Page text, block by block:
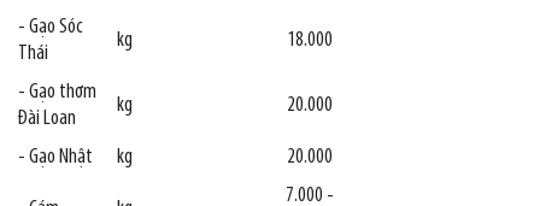
- Gạo Sóc
Thái
kg 18.000
- Gạo thơm
Đài Loan
kg 20.000
- Gạo Nhật kg 20.000
7.000 -